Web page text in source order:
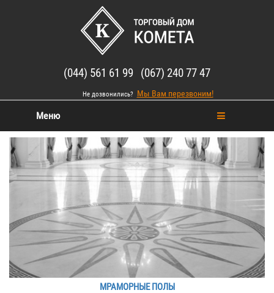
(044) 561 61 99 (067) 240 77 47
Не дозвонились? Мы Вам перезвоним!
Меню
МРАМОРНЫЕ ПОЛЫ